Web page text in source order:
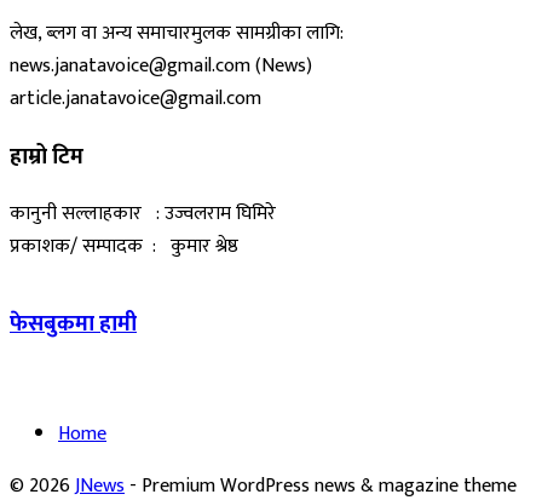
लेख, ब्लग वा अन्य समाचारमुलक सामग्रीका लागि:
news.janatavoice@gmail.com (News)
article.janatavoice@gmail.com
हाम्रो टिम
कानुनी सल्लाहकार : उज्वलराम घिमिरे
प्रकाशक/ सम्पादक : कुमार श्रेष्ठ
फेसबुकमा हामी
Home
© 2026JNews- Premium WordPress news & magazine theme